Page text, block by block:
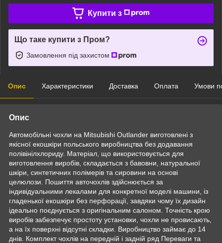
Купити з
Що таке купити з Пром?
Замовлення під захистом
Опис Характеристики Доставка Оплата Умови
Опис
Автомобільні чохли на Mitsubishi Outlander виготовлені з
якісної екошкіри польського виробництва без додавання
полівінілхлориду. Матеріал, що використовується для
виготовлення виробів, складається з бавовни, натуральної
шкіри, синтетичних полімерів та сировини на основі
целюлози. Пошиття авточохлів здійснюється за
індивідуальними лекалами для конкретної моделі машини, із
гладенької екошкіри без перфорації, завдяки чому їх дизайн
ідеально поєднується з оригінальним салоном. Точність крою
виробів забезпечує простоту установки, чохли не провисають,
а на їх поверхні відсутні складки. Виробництво займає до 14
днів. Комплект чохлів на передній і задній ряд Переваги та